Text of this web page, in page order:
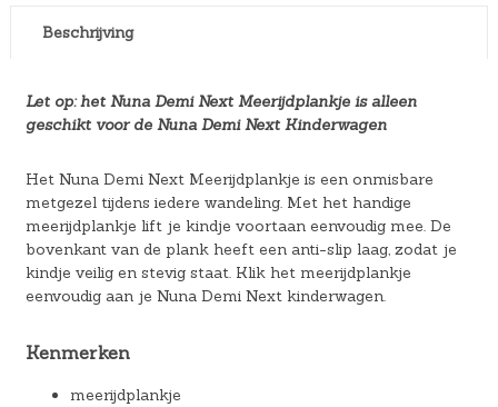
Beschrijving
Let op: het Nuna Demi Next Meerijdplankje is alleen
geschikt voor de Nuna Demi Next Kinderwagen
Het Nuna Demi Next Meerijdplankje is een onmisbare
metgezel tijdens iedere wandeling. Met het handige
meerijdplankje lift je kindje voortaan eenvoudig mee. De
bovenkant van de plank heeft een anti-slip laag, zodat je
kindje veilig en stevig staat. Klik het meerijdplankje
eenvoudig aan je Nuna Demi Next kinderwagen.
Kenmerken
meerijdplankje